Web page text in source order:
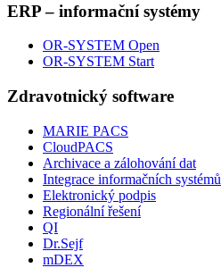
ERP – informační systémy
OR-SYSTEM Open
OR-SYSTEM Start
Zdravotnický software
MARIE PACS
CloudPACS
Archivace a zálohování dat
Integrace informačních systémů
Elektronický podpis
Regionální řešení
QI
Dr.Sejf
mDEX